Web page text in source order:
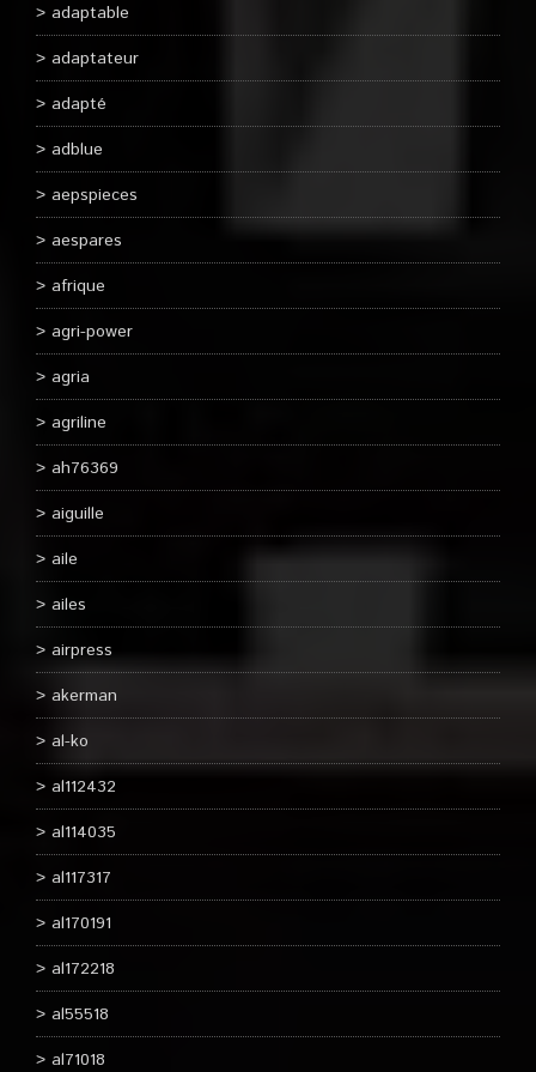
adaptable
adaptateur
adapté
adblue
aepspieces
aespares
afrique
agri-power
agria
agriline
ah76369
aiguille
aile
ailes
airpress
akerman
al-ko
al112432
al114035
al117317
al170191
al172218
al55518
al71018